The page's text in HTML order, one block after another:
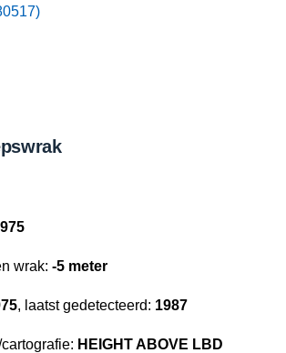
wrak: -5 meter
, laatst gedetecteerd: 1987
HEIGHT ABOVE LBD